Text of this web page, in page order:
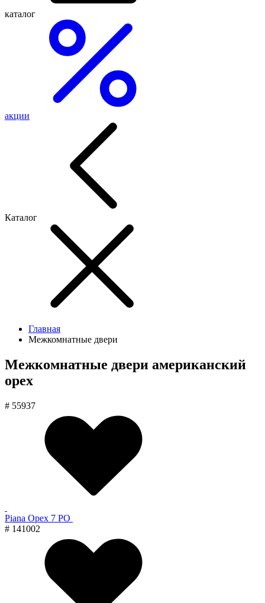
каталог
акции
Каталог
Главная
Межкомнатные двери
Межкомнатные двери американский
орех
# 55937
Piana Орех 7 PO
# 141002